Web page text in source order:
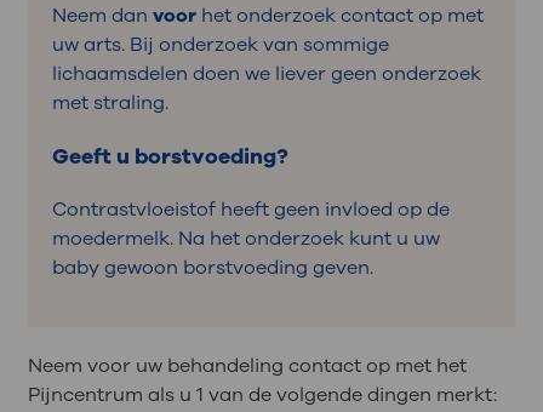
Neem dan voorhet onderzoek contact op met
uw arts. Bij onderzoek van sommige
lichaamsdelen doen we liever geen onderzoek
met straling.
Geeft u borstvoeding?
Contrastvloeistof heeft geen invloed op de
moedermelk. Na het onderzoek kunt u uw
baby gewoon borstvoeding geven.
Neem voor uw behandeling contact op met het
Pijncentrum als u 1 van de volgende dingen merkt: